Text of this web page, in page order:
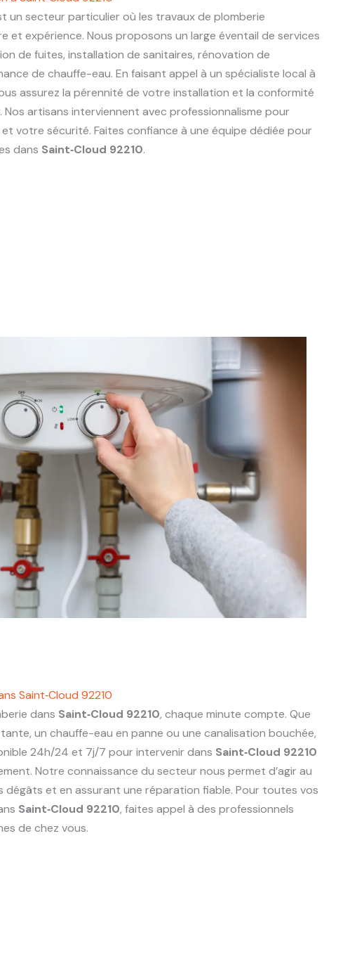
un secteur particulier où les travaux de plomberie
et expérience. Nous proposons un large éventail de services
de fuites, installation de sanitaires, rénovation de
de chauffe-eau. En faisant appel à un spécialiste local à
assurez la pérennité de votre installation et la conformité
Nos artisans interviennent avec professionnalisme pour
votre sécurité. Faites confiance à une équipe dédiée pour
dans Saint‑Cloud 92210.
Saint‑Cloud 92210
dans Saint‑Cloud 92210, chaque minute compte. Que
un chauffe-eau en panne ou une canalisation bouchée,
24h/24 et 7j/7 pour intervenir dans Saint‑Cloud 92210
Notre connaissance du secteur nous permet d’agir au
dégâts et en assurant une réparation fiable. Pour toutes vos
Saint‑Cloud 92210, faites appel à des professionnels
de chez vous.